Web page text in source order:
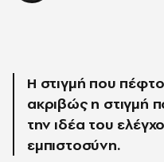
Η στιγμή που
ακριβώς η στιγμή
την ιδέα του
εμπιστοσύνη.